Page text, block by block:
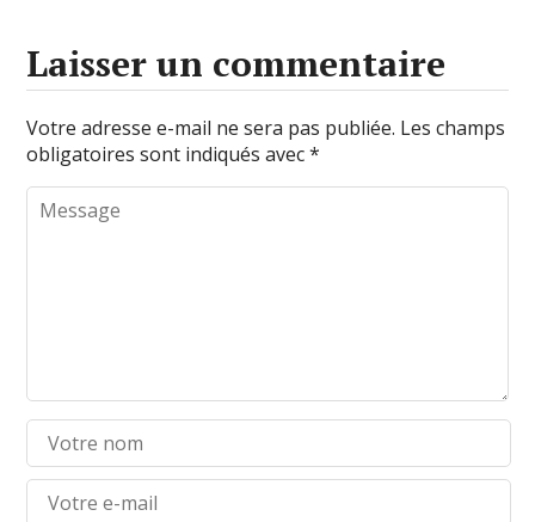
Laisser un commentaire
Votre adresse e-mail ne sera pas publiée. Les champs
obligatoires sont indiqués avec*